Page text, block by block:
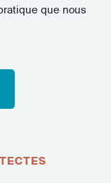
que nous